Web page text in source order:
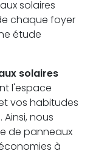
solaires
chaque foyer
étude
solaires
l'espace
vos habitudes
nous
de panneaux
à